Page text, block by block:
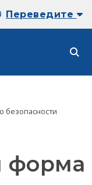
Переведите
безопасности
форма